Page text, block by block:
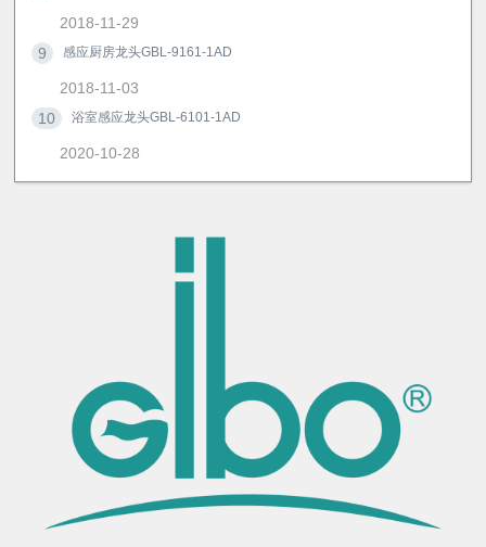
2018-11-29
9
感应厨房龙头GBL-9161-1AD
2018-11-03
10
浴室感应龙头GBL-6101-1AD
2020-10-28